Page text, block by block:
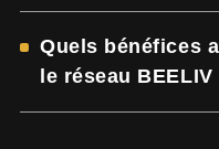
Quels bénéfices
le réseau BEELIV